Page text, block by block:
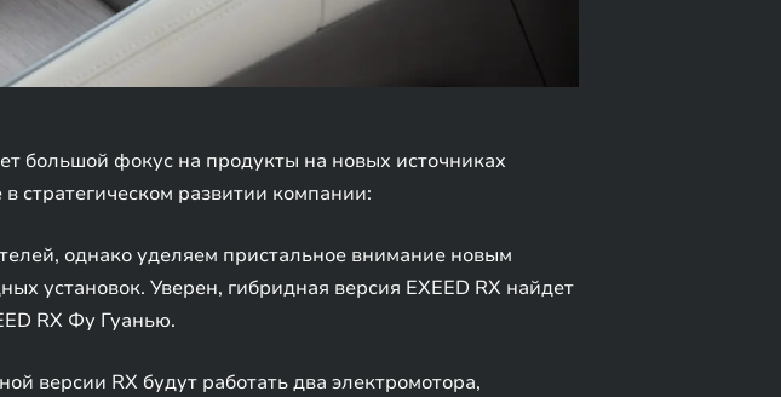
большой фокус на продукты на новых источниках
стратегическом развитии компании:
однако уделяем пристальное внимание новым
установок. Уверен, гибридная версия EXEED RX найдет
RX Фу Гуанью.
версии RX будут работать два электромотора,